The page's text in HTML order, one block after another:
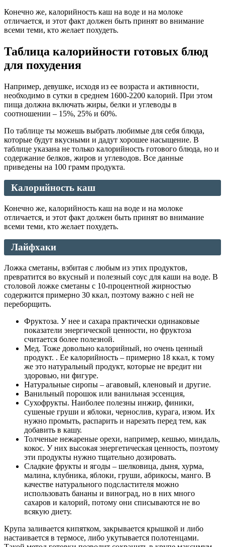
Конечно же, калорийность каш на воде и на молоке
отличается, и этот факт должен быть принят во внимание
всеми теми, кто желает похудеть.
Таблица калорийности готовых блюд
для похудения
Например, девушке, исходя из ее возраста и активности,
необходимо в сутки в среднем 1600-2200 калорий. При этом
пища должна включать жиры, белки и углеводы в
соотношении – 15%, 25% и 60%.
По таблице ты можешь выбрать любимые для себя блюда,
которые будут вкусными и дадут хорошее насыщение. В
таблице указана не только калорийность готового блюда, но и
содержание белков, жиров и углеводов. Все данные
приведены на 100 грамм продукта.
Калорийность каш
Конечно же, калорийность каш на воде и на молоке
отличается, и этот факт должен быть принят во внимание
всеми теми, кто желает похудеть.
Лайфхаки
Ложка сметаны, взбитая с любым из этих продуктов,
превратится во вкусный и полезный соус для каши на воде. В
столовой ложке сметаны с 10-процентной жирностью
содержится примерно 30 ккал, поэтому важно с ней не
переборщить.
Фруктоза. У нее и сахара практически одинаковые
показатели энергической ценности, но фруктоза
считается более полезной.
Мед. Тоже довольно калорийный, но очень ценный
продукт. . Ее калорийность – примерно 18 ккал, к тому
же это натуральный продукт, которые не вредит ни
здоровью, ни фигуре.
Натуральные сиропы – агавовый, кленовый и другие.
Ванильный порошок или ванильная эссенция,
Сухофрукты. Наиболее полезны инжир, финики,
сушеные груши и яблоки, чернослив, курага, изюм. Их
нужно промыть, распарить и нарезать перед тем, как
добавить в кашу.
Толченые нежареные орехи, например, кешью, миндаль,
кокос. У них высокая энергетическая ценность, поэтому
эти продукты нужно тщательно дозировать.
Сладкие фрукты и ягоды – шелковица, дыня, хурма,
малина, клубника, яблоки, груши, абрикосы, манго. В
качестве натурального подсластителя можно
использовать бананы и виноград, но в них много
сахаров и калорий, потому они списываются не во
всякую диету.
Крупа заливается кипятком, закрывается крышкой и либо
настаивается в термосе, либо укутывается полотенцами.